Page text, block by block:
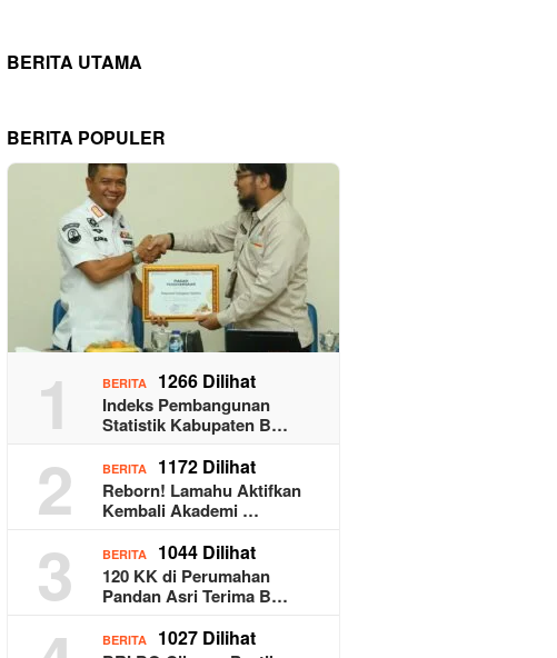
BERITA UTAMA
BERITA POPULER
1 BERITA 1266 Dilihat
Indeks Pembangunan
Statistik Kabupaten B…
2 BERITA 1172 Dilihat
Reborn! Lamahu Aktifkan
Kembali Akademi …
3 BERITA 1044 Dilihat
120 KK di Perumahan
Pandan Asri Terima B…
BERITA 1027 Dilihat